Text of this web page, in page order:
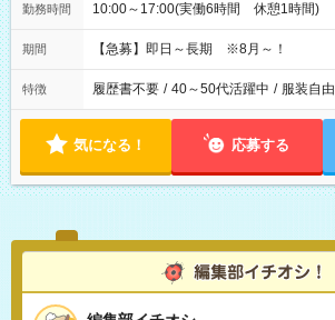
勤務時間 10:00～17:00(実働6時間 休憩1時間)
期間 【急募】即日～長期 ※8月～！
特徴 履歴書不要 / 40～50代活躍中 / 服装自由
気になる！ 応募する